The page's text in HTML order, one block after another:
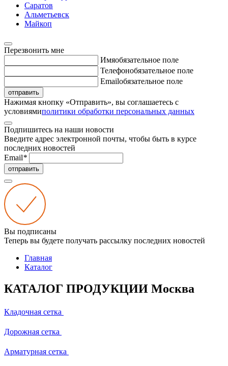
Саратов
Альметьевск
Майкоп
Перезвонить мне
Имяобязательное поле
Телефонобязательное поле
Emailобязательное поле
отправить
Нажимая кнопку «Отправить», вы соглашаетесь с
условиямиполитики обработки персональных данных
Подпишитесь на наши новости
Введите адрес электронной почты, чтобы быть в курсе
последних новостей
Email*
отправить
Вы подписаны
Теперь вы будете получать рассылку последних новостей
Главная
Каталог
КАТАЛОГ ПРОДУКЦИИ Москва
Кладочная сетка
Дорожная сетка
Арматурная сетка